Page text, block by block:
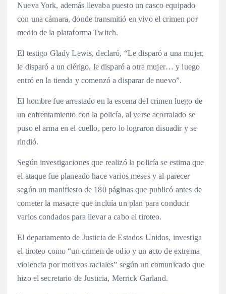
Nueva York, además llevaba puesto un casco equipado
con una cámara, donde transmitió en vivo el crimen por
medio de la plataforma Twitch.
El testigo Glady Lewis, declaró, “Le disparó a una mujer,
le disparó a un clérigo, le disparó a otra mujer… y luego
entró en la tienda y comenzó a disparar de nuevo”.
El hombre fue arrestado en la escena del crimen luego de
un enfrentamiento con la policía, al verse acorralado se
puso el arma en el cuello, pero lo lograron disuadir y se
rindió.
Según investigaciones que realizó la policía se estima que
el ataque fue planeado hace varios meses y al parecer
según un manifiesto de 180 páginas que publicó antes de
cometer la masacre que incluía un plan para conducir
varios condados para llevar a cabo el tiroteo.
El departamento de Justicia de Estados Unidos, investiga
el tiroteo como “un crimen de odio y un acto de extrema
violencia por motivos raciales” según un comunicado que
hizo el secretario de Justicia, Merrick Garland.